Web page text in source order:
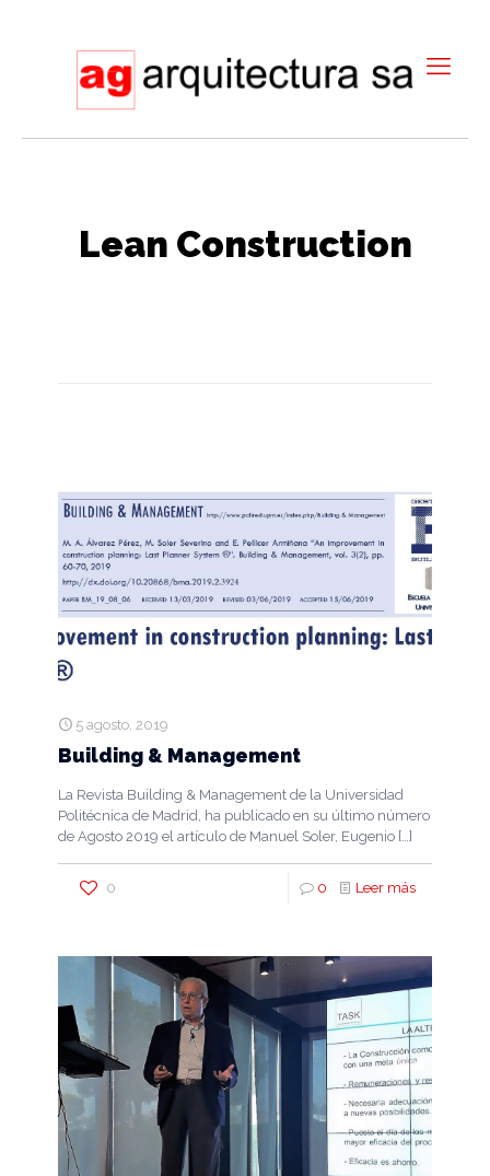
Lean Construction
5 agosto, 2019
Building & Management
La Revista Building & Management de la Universidad
Politécnica de Madrid, ha publicado en su último número
de Agosto 2019 el artículo de Manuel Soler, Eugenio […]
0 0 Leer más